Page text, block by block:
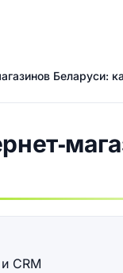
Беларуси:
CRM